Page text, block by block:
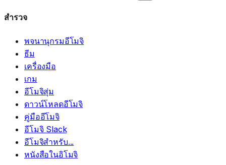
สำรวจ
พจนานุกรมอีโมจิ
ธีม
เครื่องมือ
เกม
อีโมจิสุ่ม
ดาวน์โหลดอีโมจิ
คู่มืออีโมจิ
อีโมจิ Slack
อีโมจิสำหรับ...
หนังสือในอิโมจิ